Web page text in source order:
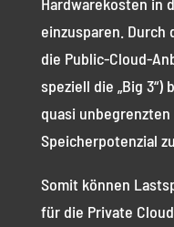
einzusparen.
die Public-Cloud-
speziell die „Big
quasi
Speicherpotenzial
Somit können
für die Private